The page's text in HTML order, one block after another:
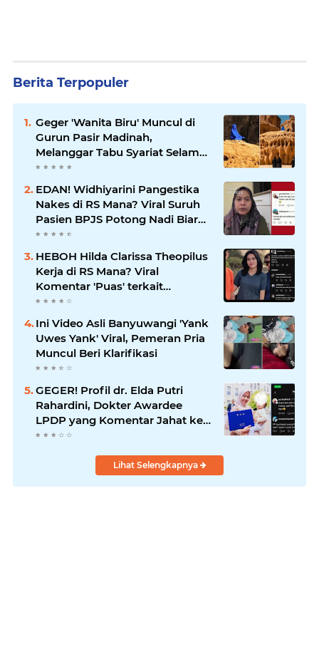
Berita Terpopuler
Geger 'Wanita Biru' Muncul di
Gurun Pasir Madinah,
Melanggar Tabu Syariat Selama
Seribu Tahun
EDAN! Widhiyarini Pangestika
Nakes di RS Mana? Viral Suruh
Pasien BPJS Potong Nadi Biar
Dapat Ruangan
HEBOH Hilda Clarissa Theopilus
Kerja di RS Mana? Viral
Komentar 'Puas' terkait
Meninggalnya Pasien BPJS
Ini Video Asli Banyuwangi 'Yank
Uwes Yank' Viral, Pemeran Pria
Muncul Beri Klarifikasi
GEGER! Profil dr. Elda Putri
Rahardini, Dokter Awardee
LPDP yang Komentar Jahat ke
Pasien BPJS
Lihat Selengkapnya